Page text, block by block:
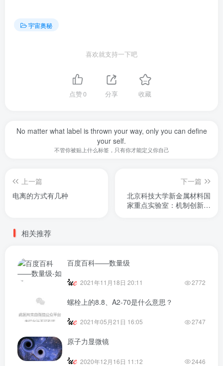
宇宙奥秘
喜欢就支持一下吧
点赞0 分享 收藏
No matter what label is thrown your way, only you can define
your self.
不管你被贴上什么标签，只有你才能定义你自己
上一篇
电离的方式有几种
下一篇
北京科技大学新金属材料国
家重点实验室：机制创新驱
相关推荐
百度百科——数量级
2021年11月18日 20:11 2772
螺栓上的8.8、A2-70是什么意思？
2021年05月21日 16:05 2747
原子力显微镜
2020年12月16日 11:12 2446